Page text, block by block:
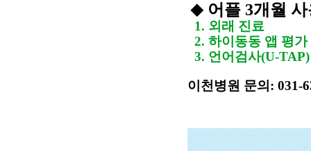
◆ 어플 3개월
1. 외래 진료
2. 하이동동 앱 평가
3. 언어검사(U-TAP)
이천병원 문의: 031-